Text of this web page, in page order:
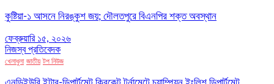
কুষ্টিয়া-১ আসনে নিরঙ্কুশ জয়; দৌলতপুরে বিএনপির শক্ত অবস্থান
ফেব্রুয়ারি ১৫, ২০২৬
নিজস্ব প্রতিবেদক
খেলাধুলা জাতীয় টপ নিউজ